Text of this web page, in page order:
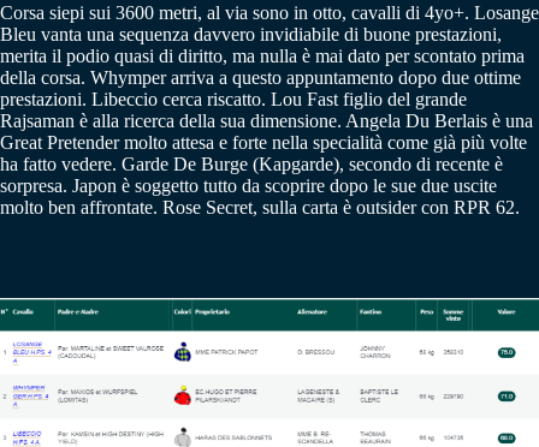
Corsa siepi sui 3600 metri, al via sono in otto, cavalli di 4yo+. Losange
Bleu vanta una sequenza davvero invidiabile di buone prestazioni,
merita il podio quasi di diritto, ma nulla è mai dato per scontato prima
della corsa. Whymper arriva a questo appuntamento dopo due ottime
prestazioni. Libeccio cerca riscatto. Lou Fast figlio del grande
Rajsaman è alla ricerca della sua dimensione. Angela Du Berlais è una
Great Pretender molto attesa e forte nella specialità come già più volte
ha fatto vedere. Garde De Burge (Kapgarde), secondo di recente è
sorpresa. Japon è soggetto tutto da scoprire dopo le sue due uscite
molto ben affrontate. Rose Secret, sulla carta è outsider con RPR 62.